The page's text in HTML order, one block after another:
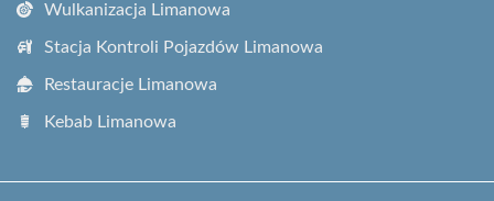
Wulkanizacja Limanowa
Stacja Kontroli Pojazdów Limanowa
Restauracje Limanowa
Kebab Limanowa